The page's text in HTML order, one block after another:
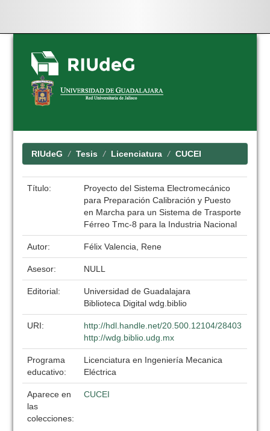
Skip
navigation
RIUdeG Tesis Licenciatura CUCEI
Título:
Proyecto del Sistema Electromecánico
para Preparación Calibración y Puesto
en Marcha para un Sistema de Trasporte
Férreo Tmc-8 para la Industria Nacional
Autor: Félix Valencia, Rene
Asesor: NULL
Editorial:
Universidad de Guadalajara
Biblioteca Digital wdg.biblio
URI:
http://hdl.handle.net/20.500.12104/28403
http://wdg.biblio.udg.mx
Programa
educativo:
Licenciatura en Ingeniería Mecanica
Eléctrica
Aparece en
las
colecciones:
CUCEI